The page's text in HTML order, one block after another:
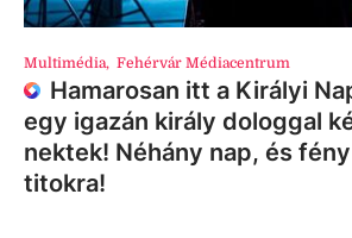
Multimédia, Fehérvár Médiacentrum
Hamarosan itt a Királyi
egy igazán király dologgal
nektek! Néhány nap, és
titokra!